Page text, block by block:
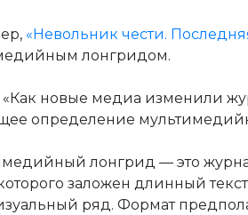
«Невольник чести.
лонгридом.
«Как новые медиа изменили
определение
лонгрид — это
заложен длинный
ряд. Формат